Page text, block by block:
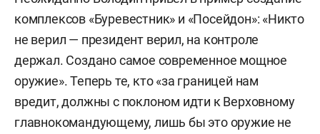
комплексов «Буревестник» и «Посейдон»: «Никто
не верил — президент верил, на контроле
держал. Создано самое современное мощное
оружие». Теперь те, кто «за границей нам
вредит, должны с поклоном идти к Верховному
главнокомандующему, лишь бы это оружие не